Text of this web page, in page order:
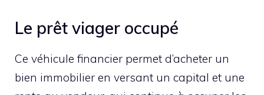
Le prêt viager occupé
Ce véhicule financier permet d’acheter un
bien immobilier en versant un capital et une